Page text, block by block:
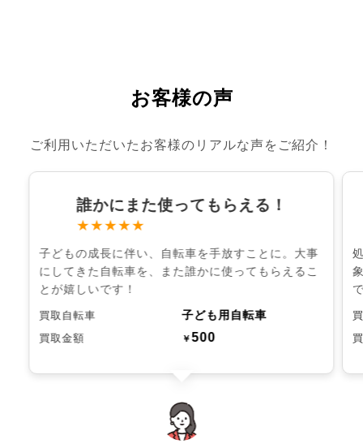
お客様の声
ご利用いただいたお客様のリアルな声をご紹介！
誰かにまた使ってもらえる！
★★★★★
子どもの成長に伴い、自転車を手放すことに。大事
にしてきた自転車を、また誰かに使ってもらえるこ
とが嬉しいです！
買取自転車 子ども用自転車
買取金額 ￥500
chevron_left chevron_right